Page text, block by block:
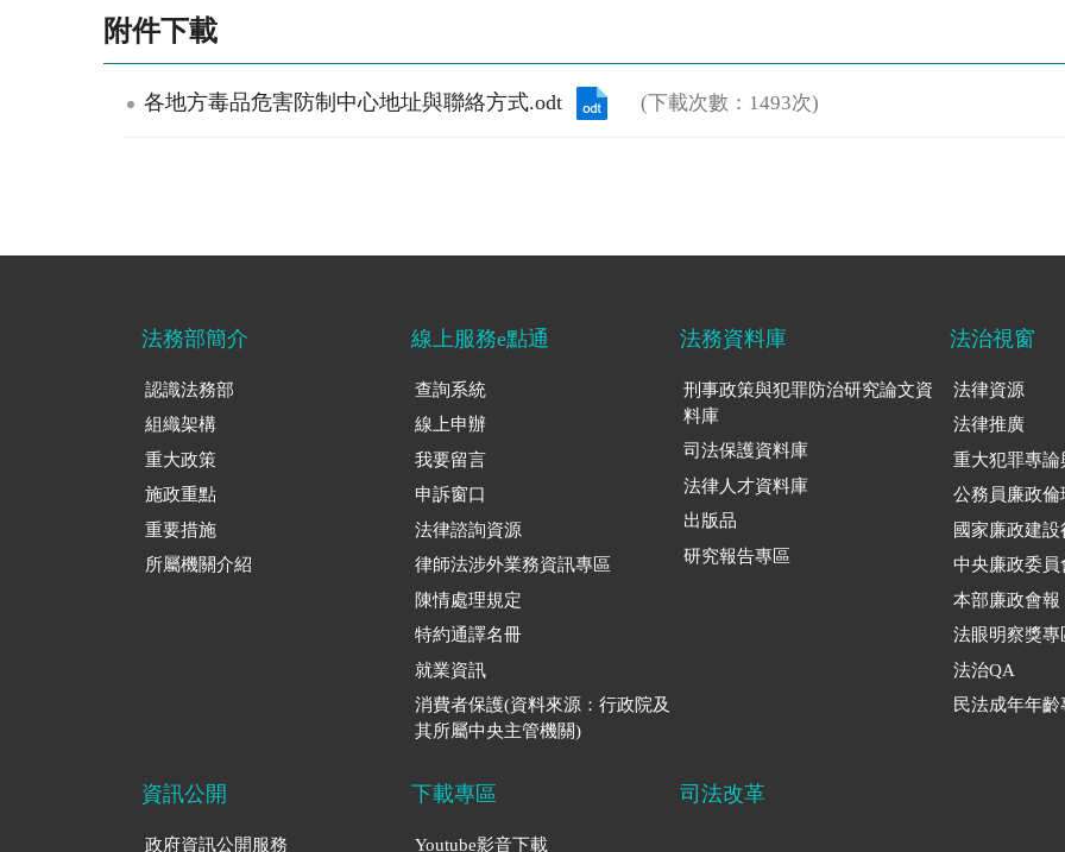
附件下載
各地方毒品危害防制中心地址與聯絡方式.odt (下載次數：1493次)
法務部簡介
認識法務部
組織架構
重大政策
施政重點
重要措施
所屬機關介紹
線上服務e點通
查詢系統
線上申辦
我要留言
申訴窗口
法律諮詢資源
律師法涉外業務資訊專區
陳情處理規定
特約通譯名冊
就業資訊
消費者保護(資料來源：行政院及
其所屬中央主管機關)
法務資料庫
刑事政策與犯罪防治研究論文資
料庫
司法保護資料庫
法律人才資料庫
出版品
研究報告專區
法治視窗
法律資源
法律推廣
重大犯罪專論
公務員廉政倫
國家廉政建設
中央廉政委員
本部廉政會報
法眼明察獎專
法治QA
民法成年年齡
資訊公開
政府資訊公開服務
下載專區
Youtube影音下載
司法改革